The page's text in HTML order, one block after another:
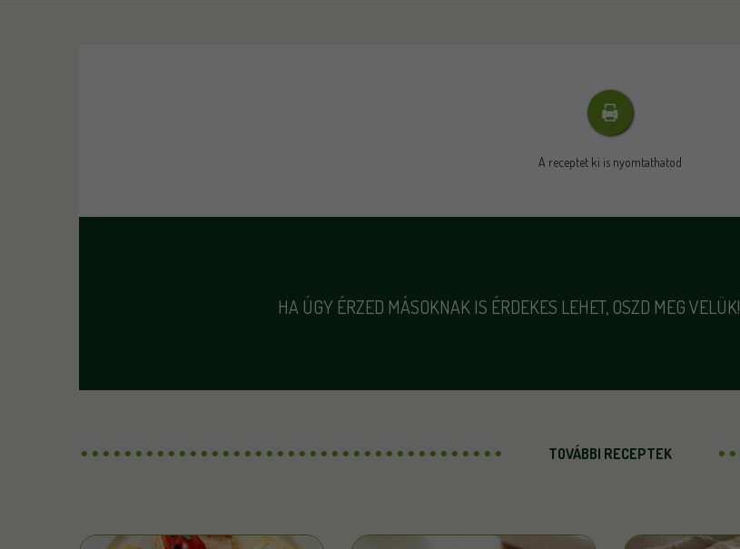
A receptet ki is nyomtathatod
HA ÚGY ÉRZED MÁSOKNAK IS ÉRDEKES LEHET, OSZD MEG VELÜK!
TOVÁBBI RECEPTEK